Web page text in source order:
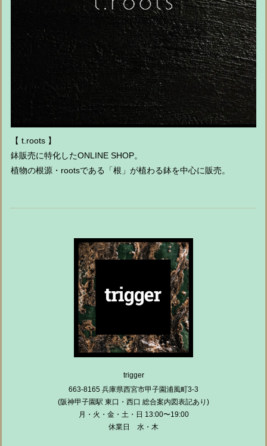
【 t.roots 】
鉢販売に特化したONLINE SHOP。
植物の根源・rootsである「根」が植わる鉢を中心に販売。
trigger
663-8165 兵庫県西宮市甲子園浦風町3-3
(阪神甲子園駅 東口・西口 総合案内図表記あり)
月・火・金・土・日 13:00〜19:00
休業日 水・木